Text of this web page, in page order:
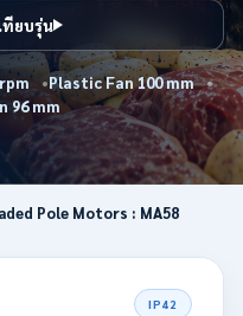
ทียบรุ่น
Plastic Fan 100 mm
96 mm
Pole Motors : MA58
IP42